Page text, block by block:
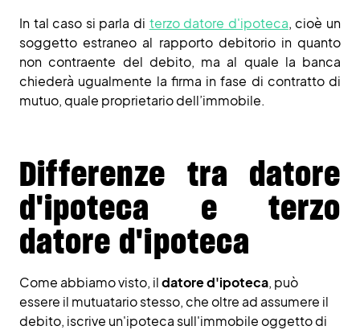
In tal caso si parla di terzo datore d'ipoteca, cioè un
soggetto estraneo al rapporto debitorio in quanto
non contraente del debito, ma al quale la banca
chiederà ugualmente la firma in fase di contratto di
mutuo, quale proprietario dell’immobile.
Differenze tra datore
d'ipoteca e terzo
datore d'ipoteca
Come abbiamo visto, ildatore d'ipoteca, può
essere il mutuatario stesso, che oltre ad assumere il
debito, iscrive un'ipoteca sull'immobile oggetto di